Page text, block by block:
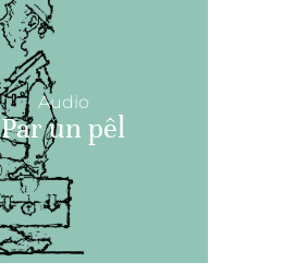
Audio
Par un pêl